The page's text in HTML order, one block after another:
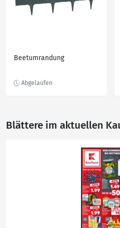
Beetumrandung
Blättere im aktuellen